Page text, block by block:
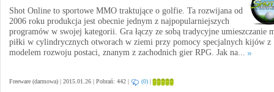
Shot Online to sportowe MMO traktujące o golfie. Ta rozwijana od
2006 roku produkcja jest obecnie jednym z najpopularniejszych
programów w swojej kategorii. Gra łączy ze sobą tradycyjne umieszczanie
piłki w cylindrycznych otworach w ziemi przy pomocy specjalnych kijów z
modelem rozwoju postaci, znanym z zachodnich gier RPG. Jak na...
Freeware (darmowa) | 2015.01.26 | Pobrań: 442 | (0) |